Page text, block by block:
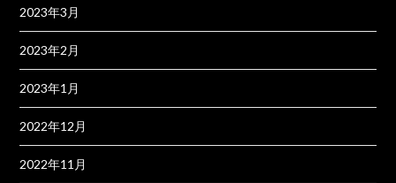
2023年3月
2023年2月
2023年1月
2022年12月
2022年11月